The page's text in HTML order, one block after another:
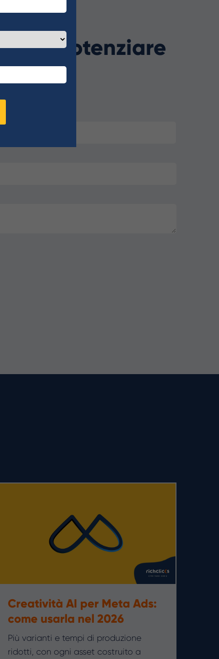
potenziare
Creatività AI per Meta Ads:
come usarla nel 2026
Più varianti e tempi di produzione
ridotti, con ogni asset costruito a